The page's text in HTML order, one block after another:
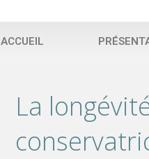
ACCUEIL
La